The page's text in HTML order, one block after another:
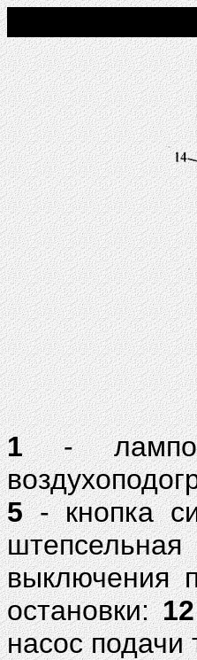
1-
5- кнопка
выключения
остановки:12
насос подачи